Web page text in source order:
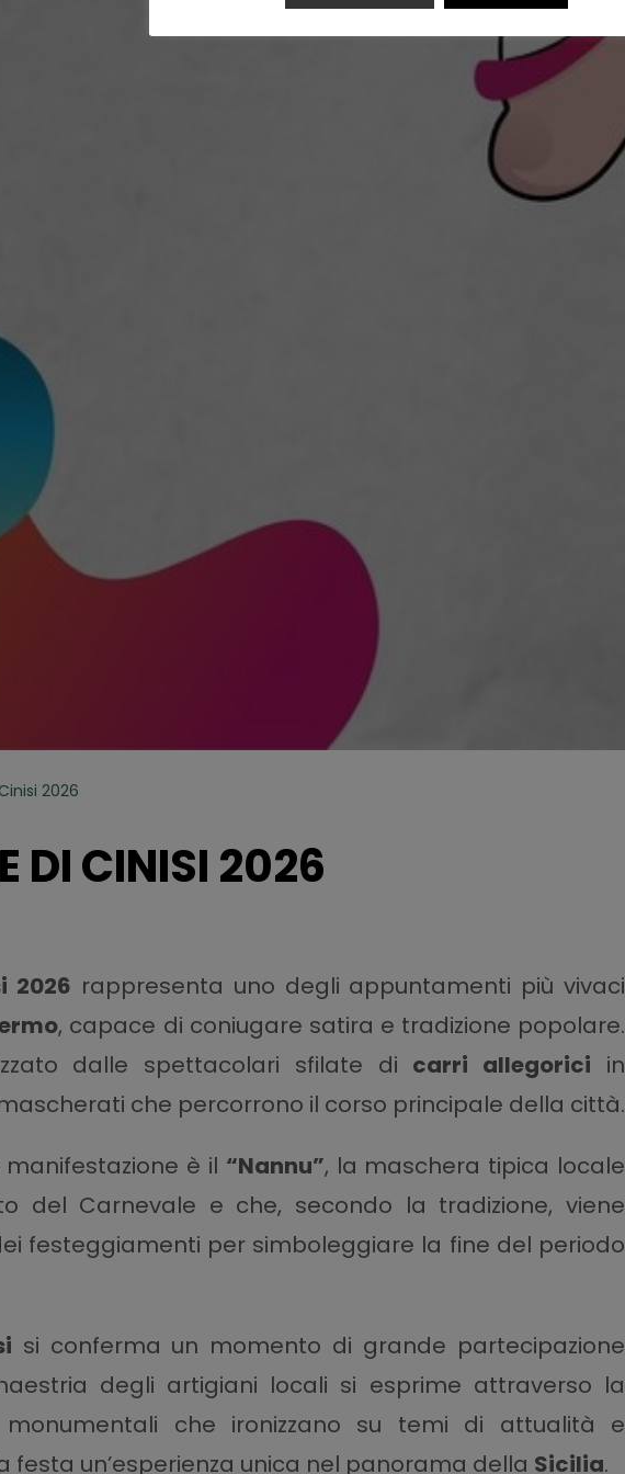
2026
DI CINISI 2026
2026 rappresenta uno degli appuntamenti più vivaci
, capace di coniugare satira e tradizione popolare.
dalle spettacolari sfilate di carri allegorici in
che percorrono il corso principale della città.
è il “Nannu”, la maschera tipica locale
del Carnevale e che, secondo la tradizione, viene
festeggiamenti per simboleggiare la fine del periodo
si conferma un momento di grande partecipazione
degli artigiani locali si esprime attraverso la
che ironizzano su temi di attualità e
festa un’esperienza unica nel panorama della Sicilia.